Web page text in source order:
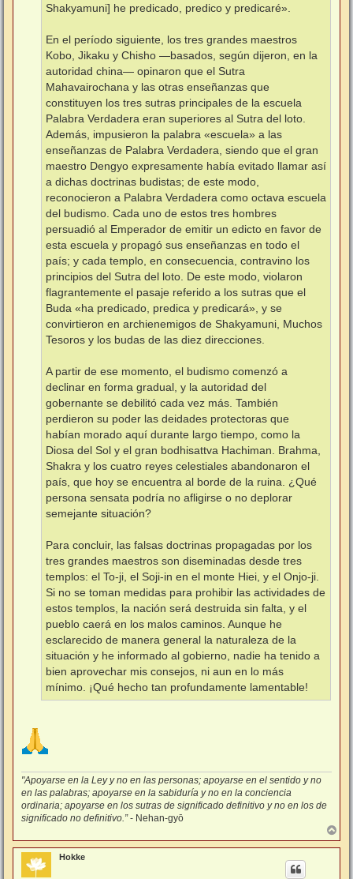
Shakyamuni] he predicado, predico y predicaré».
En el período siguiente, los tres grandes maestros
Kobo, Jikaku y Chisho —⁠basados, según dijeron, en la
autoridad china⁠— opinaron que el Sutra
Mahavairochana y las otras enseñanzas que
constituyen los tres sutras principales de la escuela
Palabra Verdadera eran superiores al Sutra del loto.
Además, impusieron la palabra «escuela» a las
enseñanzas de Palabra Verdadera, siendo que el gran
maestro Dengyo expresamente había evitado llamar así
a dichas doctrinas budistas; de este modo,
reconocieron a Palabra Verdadera como octava escuela
del budismo. Cada uno de estos tres hombres
persuadió al Emperador de emitir un edicto en favor de
esta escuela y propagó sus enseñanzas en todo el
país; y cada templo, en consecuencia, contravino los
principios del Sutra del loto. De este modo, violaron
flagrantemente el pasaje referido a los sutras que el
Buda «ha predicado, predica y predicará», y se
convirtieron en archienemigos de Shakyamuni, Muchos
Tesoros y los budas de las diez direcciones.
A partir de ese momento, el budismo comenzó a
declinar en forma gradual, y la autoridad del
gobernante se debilitó cada vez más. También
perdieron su poder las deidades protectoras que
habían morado aquí durante largo tiempo, como la
Diosa del Sol y el gran bodhisattva Hachiman. Brahma,
Shakra y los cuatro reyes celestiales abandonaron el
país, que hoy se encuentra al borde de la ruina. ¿Qué
persona sensata podría no afligirse o no deplorar
semejante situación?
Para concluir, las falsas doctrinas propagadas por los
tres grandes maestros son diseminadas desde tres
templos: el To-ji, el Soji-in en el monte Hiei, y el Onjo-ji.
Si no se toman medidas para prohibir las actividades de
estos templos, la nación será destruida sin falta, y el
pueblo caerá en los malos caminos. Aunque he
esclarecido de manera general la naturaleza de la
situación y he informado al gobierno, nadie ha tenido a
bien aprovechar mis consejos, ni aun en lo más
mínimo. ¡Qué hecho tan profundamente lamentable!
"Apoyarse en la Ley y no en las personas; apoyarse en el sentido y no
en las palabras; apoyarse en la sabiduría y no en la conciencia
ordinaria; apoyarse en los sutras de significado definitivo y no en los de
significado no definitivo.”- Nehan-gyō
r
r
Hokke